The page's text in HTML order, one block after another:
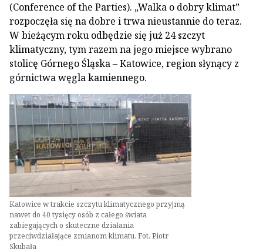
(Conference of the Parties). „Walka o dobry klimat”
rozpoczęła się na dobre i trwa nieustannie do teraz.
W bieżącym roku odbędzie się już 24 szczyt
klimatyczny, tym razem na jego miejsce wybrano
stolicę Górnego Śląska – Katowice, region słynący z
górnictwa węgla kamiennego.
Katowice w trakcie szczytu klimatycznego przyjmą
nawet do 40 tysięcy osób z całego świata
zabiegających o skuteczne działania
przeciwdziałające zmianom klimatu. Fot. Piotr
Skubała